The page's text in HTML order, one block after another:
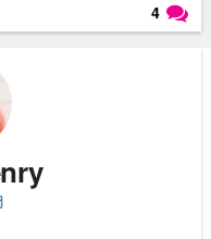
4